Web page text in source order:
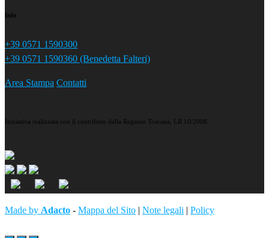
Info
+39 0571 1590300
+39 0571 1590360 (Benedetta Falteri)
Area Stampa Contatti
Iniziativa realizzata con il contributo della Regione Toscana, LR 10/2008.
Made by Adacto - Mappa del Sito | Note legali | Policy